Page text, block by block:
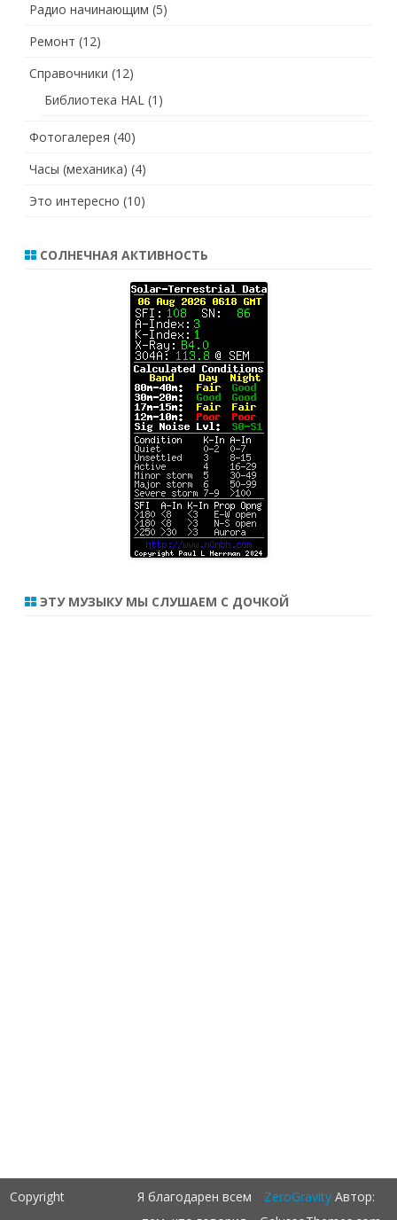
Радио начинающим (5)
Ремонт (12)
Справочники (12)
Библиотека HAL (1)
Фотогалерея (40)
Часы (механика) (4)
Это интересно (10)
СОЛНЕЧНАЯ АКТИВНОСТЬ
ЭТУ МУЗЫКУ МЫ СЛУШАЕМ С ДОЧКОЙ
Copyright
Я благодарен всем
ZeroGravityАвтор: